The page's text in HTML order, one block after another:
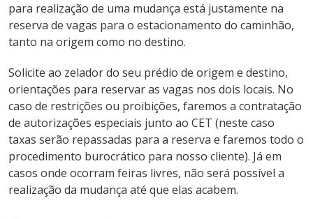
para realização de uma mudança está justamente na
reserva de vagas para o estacionamento do caminhão,
tanto na origem como no destino.
Solicite ao zelador do seu prédio de origem e destino,
orientações para reservar as vagas nos dois locais. No
caso de restrições ou proibições, faremos a contratação
de autorizações especiais junto ao CET (neste caso
taxas serão repassadas para a reserva e faremos todo o
procedimento burocrático para nosso cliente). Já em
casos onde ocorram feiras livres, não será possível a
realização da mudança até que elas acabem.